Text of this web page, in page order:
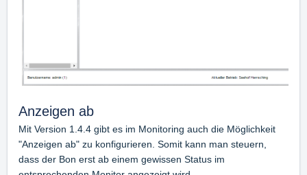
Anzeigen ab
Mit Version 1.4.4 gibt es im Monitoring auch die Möglichkeit
"Anzeigen ab" zu konfigurieren. Somit kann man steuern,
dass der Bon erst ab einem gewissen Status im